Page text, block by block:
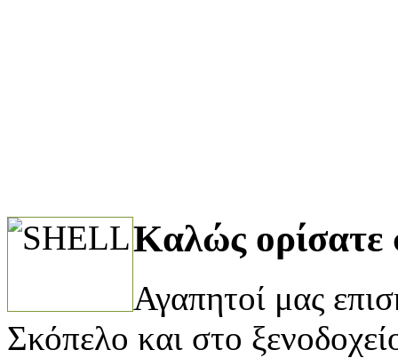
Kαλώς ορίσατε
Αγαπητοί μας
Σκόπελο και στο